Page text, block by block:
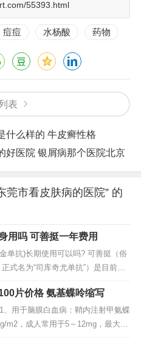
55393.html
痘痘 水杨酸 药物
表
什么样的 牛皮癣性格
好医院 银屑病那个医院北京
莞市看皮肤病的医院” 的
用吗 可善挺一年费用
单抗)长期使用可以吗? 可善挺（俗
式名为“司库奇尤单抗”）是目前全
的IL-17A抑制剂，唯一拥有5年长期
，安全性良好。如果擅自停药造成
循医嘱，继续使用可善挺（俗称“苏
为“司库奇尤单抗”）。可善挺（俗
片价格 氨基蝶呤缩写
、用于脑膜白血病：鞘内注射甲氨蝶
m2，成人常用于5～12mg，最大不
，5天为一疗程。用于预防脑膜白血